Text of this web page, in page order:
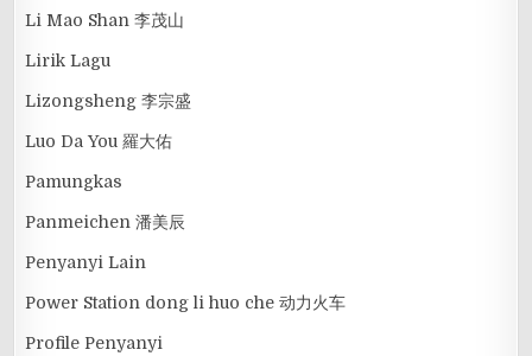
Li Mao Shan 李茂山
Lirik Lagu
Lizongsheng 李宗盛
Luo Da You 羅大佑
Pamungkas
Panmeichen 潘美辰
Penyanyi Lain
Power Station dong li huo che 动力火车
Profile Penyanyi